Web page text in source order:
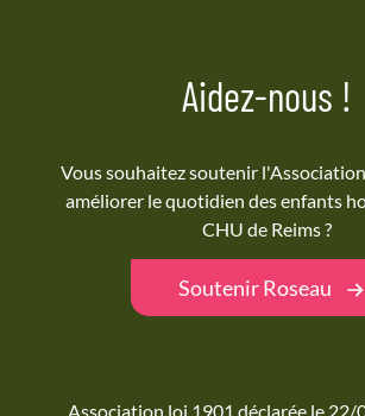
Aidez-nous !
Vous souhaitez soutenir
améliorer le quotidien des enfants
CHU de Reims ?
Soutenir Roseau
Association loi 1901 déclarée le 22/